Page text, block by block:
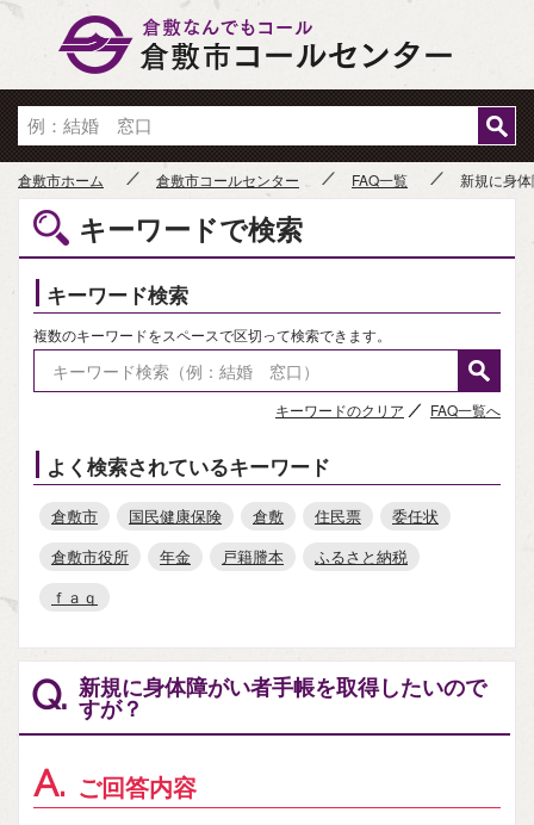
倉敷市ホーム 倉敷市コールセンター FAQ一覧 新規に身
キーワードで検索
キーワード検索
複数のキーワードをスペースで区切って検索できます。
キーワードのクリア FAQ一覧へ
よく検索されているキーワード
倉敷市 国民健康保険 倉敷 住民票
委任状
倉敷市役所
年金 戸籍謄本
ふるさと納税
ｆａｑ
Q. 新規に身体障がい者手帳を取得したいので
すが？
A. ご回答内容